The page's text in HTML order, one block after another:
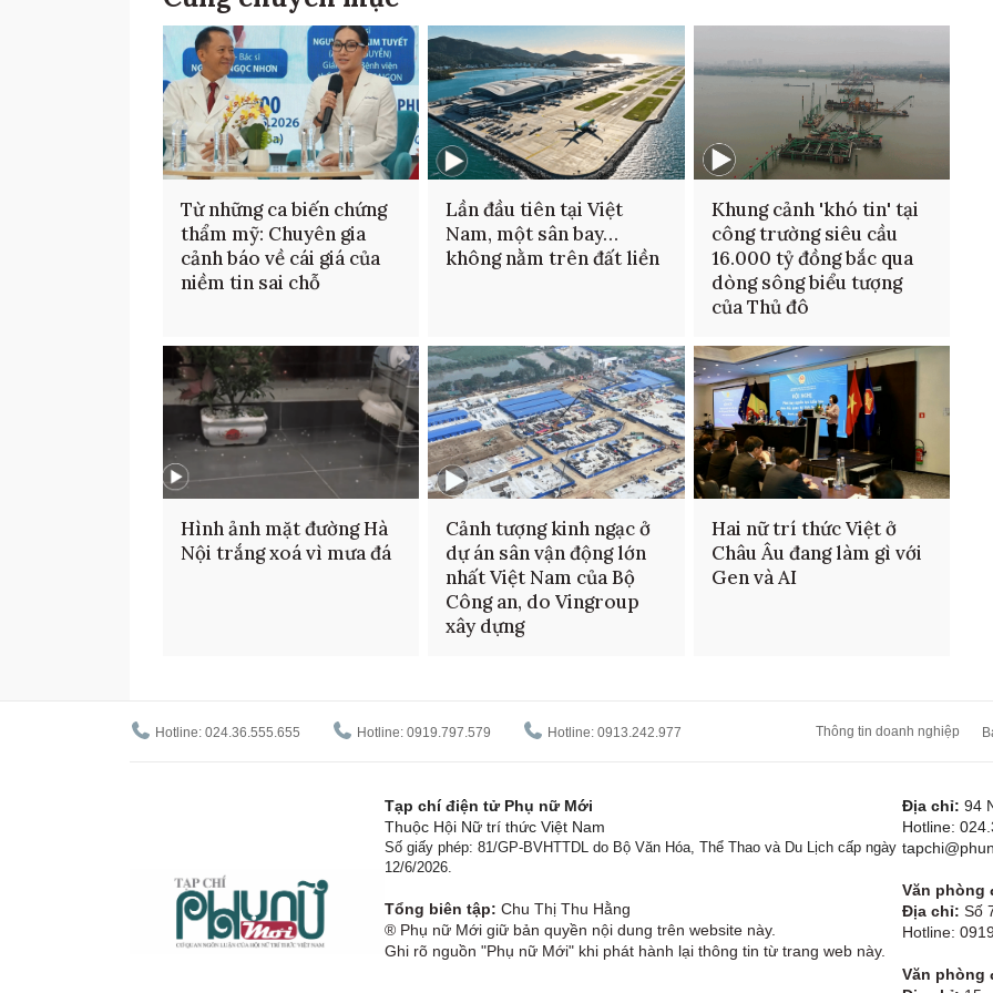
Từ những ca biến chứng
thẩm mỹ: Chuyên gia
cảnh báo về cái giá của
niềm tin sai chỗ
Lần đầu tiên tại Việt
Nam, một sân bay…
không nằm trên đất liền
Khung cảnh 'khó tin' tại
công trường siêu cầu
16.000 tỷ đồng bắc qua
dòng sông biểu tượng
của Thủ đô
Hình ảnh mặt đường Hà
Nội trắng xoá vì mưa đá
Cảnh tượng kinh ngạc ở
dự án sân vận động lớn
nhất Việt Nam của Bộ
Công an, do Vingroup
xây dựng
Hai nữ trí thức Việt ở
Châu Âu đang làm gì với
Gen và AI
Hotline: 024.36.555.655 Hotline: 0919.797.579 Hotline: 0913.242.977 Thông tin doanh nghiệp
Tạp chí điện tử Phụ nữ Mới
Thuộc Hội Nữ trí thức Việt Nam
Số giấy phép: 81/GP-BVHTTDL do Bộ Văn Hóa, Thể Thao và Du Lịch cấp ngày
12/6/2026.
Tổng biên tập: Chu Thị Thu Hằng
® Phụ nữ Mới giữ bản quyền nội dung trên website này.
Ghi rõ nguồn "Phụ nữ Mới" khi phát hành lại thông tin từ trang web này.
Địa chỉ: 94
Hotline:
Văn phòng
Địa chỉ: Số
Hotline:
Văn phòng